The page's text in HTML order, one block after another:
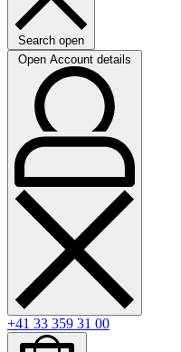
Search open
Open Account details
+41 33 359 31 00